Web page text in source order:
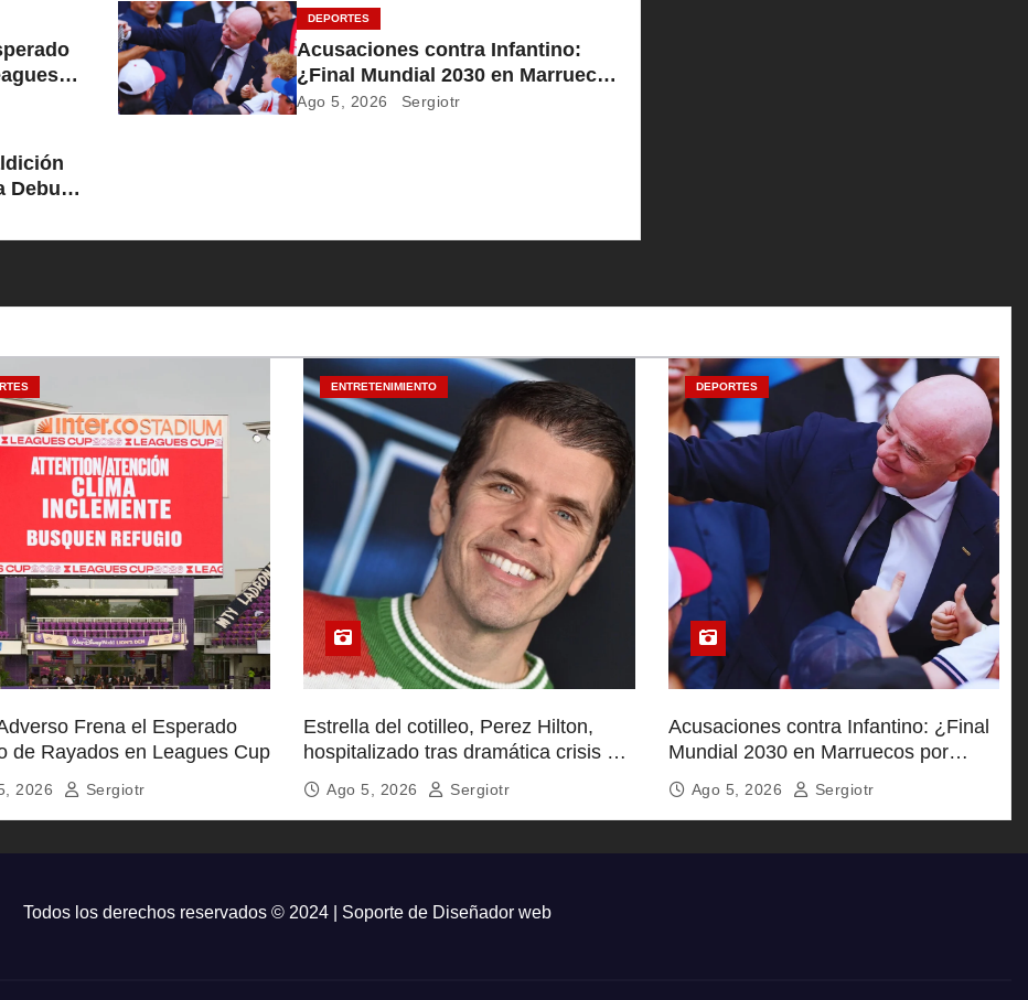
DEPORTES
Acusaciones contra Infantino:
¿Final Mundial 2030 en Marruecos
por respaldo político?
Ago 5, 2026 Sergiotr
Debut
Frena el Esperado
de Rayados en Leagues Cup
2026 Sergiotr
ENTRETENIMIENTO
Estrella del cotilleo, Perez Hilton,
hospitalizado tras dramática crisis en
TikTok
Ago 5, 2026 Sergiotr
DEPORTES
Acusaciones contra Infantino: ¿Final
Mundial 2030 en Marruecos por
respaldo político?
Ago 5, 2026 Sergiotr
Todos los derechos reservados © 2024 | Soporte de Diseñador web